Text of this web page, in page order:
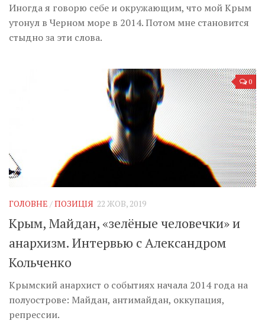
Иногда я говорю себе и окружающим, что мой Крым
утонул в Черном море в 2014. Потом мне становится
стыдно за эти слова.
0
ГОЛОВНЕ /ПОЗИЦІЯ 22 ЖОВ, 2019
Крым, Майдан, «зелёные человечки» и
анархизм. Интервью с Александром
Кольченко
Крымский анархист о событиях начала 2014 года на
полуострове: Майдан, антимайдан, оккупация,
репрессии.